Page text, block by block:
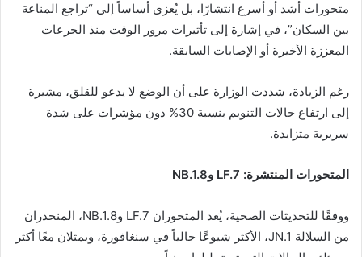
متحورات أشد أو أسرع انتشارًا، بل يُعزى أساساً إلى “تراجع المناعة
بين السكان”، في إشارة إلى تأثيرات مرور الوقت منذ الجرعات
المعززة الأخيرة أو الإصابات السابقة.
رغم الزيادة، شددت الوزارة على أن الوضع لا يدعو للقلق، مشيرة
إلى ارتفاع حالات التنويم بنسبة 30% دون مؤشرات على شدة
سريرية متزايدة.
المتحورات المنتشرة: LF.7 وNB.1.8
ووفقًا للتحديثات الصحية، يُعد المتحوران LF.7 وNB.1.8، المنحدران
من السلالة JN.1، الأكثر شيوعًا حالياً في سنغافورة، ويمثلان معًا أكثر